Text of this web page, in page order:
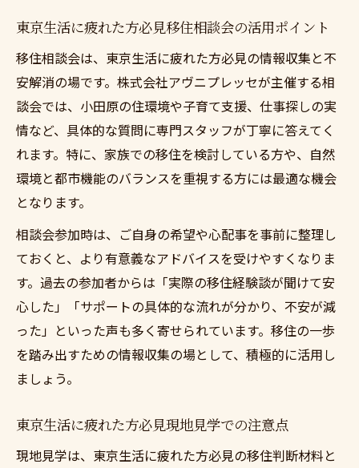
東京生活に疲れた方必見移住相談会の活用ポイント
移住相談会は、東京生活に疲れた方必見の情報収集と不
安解消の場です。株式会社アヴニプレッセが主催する相
談会では、小田原の住環境や子育て支援、仕事探しの実
情など、具体的な質問に専門スタッフが丁寧に答えてく
れます。特に、家族での移住を検討している方や、自然
環境と都市機能のバランスを重視する方には最適な機会
となります。
相談会参加時は、ご自身の希望や心配事を事前に整理し
ておくと、より有意義なアドバイスを受けやすくなりま
す。過去の参加者からは「実際の移住経験談が聞けて安
心した」「サポートの具体的な流れが分かり、不安が減
った」といった声も多く寄せられています。移住の一歩
を踏み出すための情報収集の場として、積極的に活用し
ましょう。
東京生活に疲れた方必見現地見学での注意点
現地見学は、東京生活に疲れた方必見の移住判断材料と